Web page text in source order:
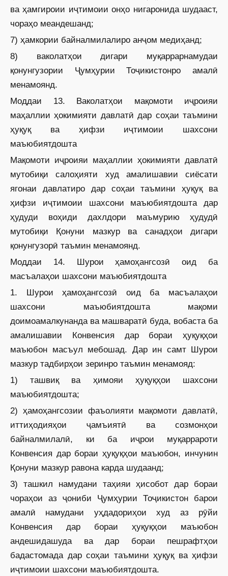
ва ҳамгироии иҷтимоии онҳо нигаронида шудааст,
чораҳо меандешанд;
7) ҳамкории байналмилалиро анҷом медиҳанд;
8) ваколатҳои дигари муқаррарнамудаи
қонунгузории Ҷумҳурии Тоҷикистонро амалӣ
менамоянд.
Моддаи 13. Ваколатҳои мақомоти иҷроияи
маҳаллии ҳокимияти давлатӣ дар соҳаи таъмини
ҳуқуқ ва ҳифзи иҷтимоии шахсони
маъюбиятдошта
Мақомоти иҷроияи маҳаллии ҳокимияти давлатӣ
мутобиқи салоҳияти худ амалишавии сиёсати
ягонаи давлатиро дар соҳаи таъмини ҳуқуқ ва
ҳифзи иҷтимоии шахсони маъюбиятдошта дар
ҳудуди воҳиди дахлдори маъмурию ҳудудӣ
мутобиқи Қонуни мазкур ва санадҳои дигари
қонунгузорӣ таъмин менамоянд.
Моддаи 14. Шурои ҳамоҳангсозӣ оид ба
масъалаҳои шахсони маъюбиятдошта
1. Шурои ҳамоҳангсозӣ оид ба масъалаҳои
шахсони маъюбиятдошта мақоми
доимоамалкунанда ва машваратӣ буда, вобаста ба
амалишавии Конвенсия дар бораи ҳуқуқҳои
маъюбон масъул мебошад. Дар ин самт Шурои
мазкур тадбирҳои зеринро таъмин менамояд:
1) ташвиқ ва ҳимояи ҳуқуқҳои шахсони
маъюбиятдошта;
2) ҳамоҳангсозии фаъолияти мақомоти давлатӣ,
иттиҳодияҳои ҷамъиятӣ ва созмонҳои
байналмилалӣ, ки ба иҷрои муқаррароти
Конвенсия дар бораи ҳуқуқҳои маъюбон, инчунин
Қонуни мазкур равона карда шудаанд;
3) ташкил намудани таҳияи ҳисобот дар бораи
чораҳои аз ҷониби Ҷумҳурии Тоҷикистон барои
амалӣ намудани уҳдадориҳои худ аз рӯйи
Конвенсия дар бораи ҳуқуқҳои маъюбон
андешидашуда ва дар бораи пешрафтҳои
бадастомада дар соҳаи таъмини ҳуқуқ ва ҳифзи
иҷтимоии шахсони маъюбиятдошта.